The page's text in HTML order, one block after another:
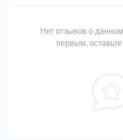
Нет отзывов о
первым,